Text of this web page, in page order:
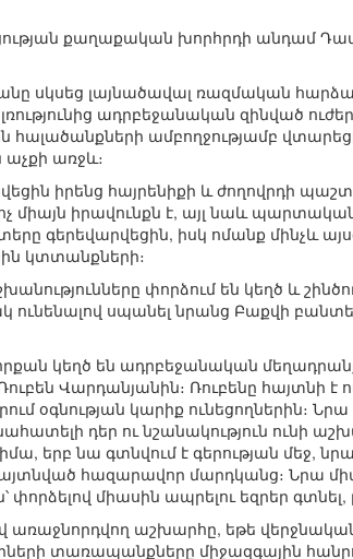
քաղաքական խորհրդի անդամ
սկսեց լայնածավալ ռազմական
ադրբեջանական զինված
հալածանքների ամբողջությամբ
աչքի առջև։
իրենց հայրենիքի և ժողովրդի
իրավունքն է, այլ նաև
գերեվարվեցին, իսկ ոմանք մինչև
կտտանքների։
փորձում են կեղծ և
սպանել նրանց Բաքվի
կեղծ են ադրբեջանական
Վարդանյանին։ Ռուբենը հայտնի է
օգնության կարիք ունեցողներին։
դեր ու նշանակություն ունի
երբ նա գտնվում է գերության մեջ,
հազարավոր մարդկանց։ Նրա
փորձելով միասին ապրելու եզրեր
աշխարհը, եթե
տառապանքները միջազգային